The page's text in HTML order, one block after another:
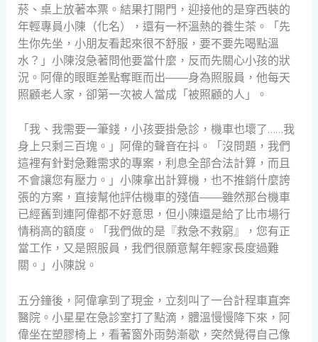
菸、桌上放著本票。結果打開門，迎接他的是穿西裝的
年輕專員小陳（化名），還有一杯溫熱的養生茶。「先
生你先坐，小朋友看起來很不舒服，要不要先喝點溫
水？」小陳沒急著問他要當什麼，反而先關心小孩的狀
況。阿偉的眼眶差點奪眶而出——身為照服員，他每天
照顧老人家，卻第一次被人當成「被照顧的人」。
「我、我需要一筆錢，小孩要掛急診，機車也壞了……我
身上只剩三百塊。」阿偉的聲音在抖。「沒問題，我們
這裡有針對急難需求的專案，利息全部合法計算，而且
不會讓您有壓力。」小陳拿出計算機，也不推銷什麼誇
張的方案，直接幫他評估機車的殘值——雖然那台機車
已經舊到連阿偉都不好意思，但小陳還是給了比市場行
情稍高的額度。「我們做的是『救急不救窮』，您有正
當工作，又是照服員，我們很願意幫年輕家長度過難
關。」小陳說。
五分鐘後，阿偉拿到了現金，立刻叫了一台計程車直奔
醫院。小星星在急診室打了點滴，體溫慢慢降下來，阿
偉坐在塑膠椅上，看著窗外雨勢漸歇，突然覺得自己像